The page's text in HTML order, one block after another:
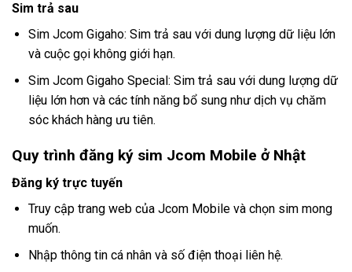
Sim trả sau
Sim Jcom Gigaho: Sim trả sau với dung lượng dữ liệu lớn
và cuộc gọi không giới hạn.
Sim Jcom Gigaho Special: Sim trả sau với dung lượng dữ
liệu lớn hơn và các tính năng bổ sung như dịch vụ chăm
sóc khách hàng ưu tiên.
Quy trình đăng ký sim Jcom Mobile ở Nhật
Đăng ký trực tuyến
Truy cập trang web của Jcom Mobile và chọn sim mong
muốn.
Nhập thông tin cá nhân và số điện thoại liên hệ.